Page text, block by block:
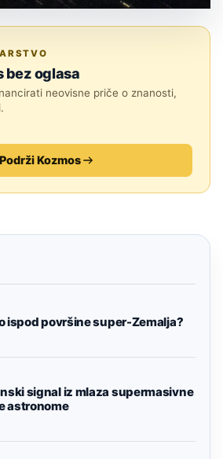
bez oglasa
neovisne priče o znanosti,
Podrži Kozmos
ispod površine super-Zemalja?
signal iz mlaza supermasivne
astronome